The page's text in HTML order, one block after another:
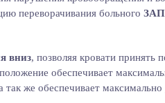
переворачивания больного
вниз, позволяя кровати принять
обеспечивает
же обеспечивает